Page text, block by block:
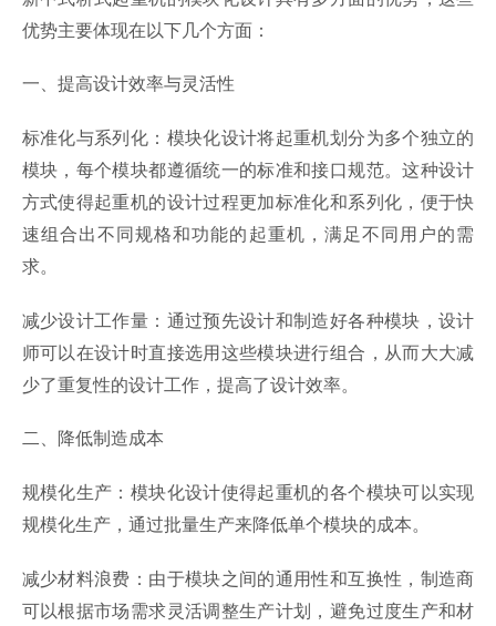
优势主要体现在以下几个方面：
一、提高设计效率与灵活性
标准化与系列化：模块化设计将起重机划分为多个独立的
模块，每个模块都遵循统一的标准和接口规范。这种设计
方式使得起重机的设计过程更加标准化和系列化，便于快
速组合出不同规格和功能的起重机，满足不同用户的需
求。
减少设计工作量：通过预先设计和制造好各种模块，设计
师可以在设计时直接选用这些模块进行组合，从而大大减
少了重复性的设计工作，提高了设计效率。
二、降低制造成本
规模化生产：模块化设计使得起重机的各个模块可以实现
规模化生产，通过批量生产来降低单个模块的成本。
减少材料浪费：由于模块之间的通用性和互换性，制造商
可以根据市场需求灵活调整生产计划，避免过度生产和材